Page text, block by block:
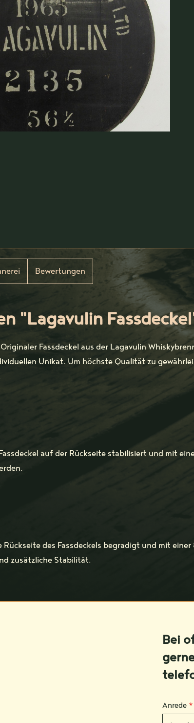
Bewertungen
"Lagavulin
Fassdeckel aus der Lagavulin
Unikat. Um höchste Qualität zu
auf der Rückseite stabilisiert und mit
des Fassdeckels begradigt und mit
zusätzliche Stabilität.
Bei
Anrede *